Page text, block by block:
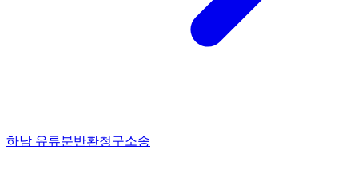
하남 유류분반환청구소송